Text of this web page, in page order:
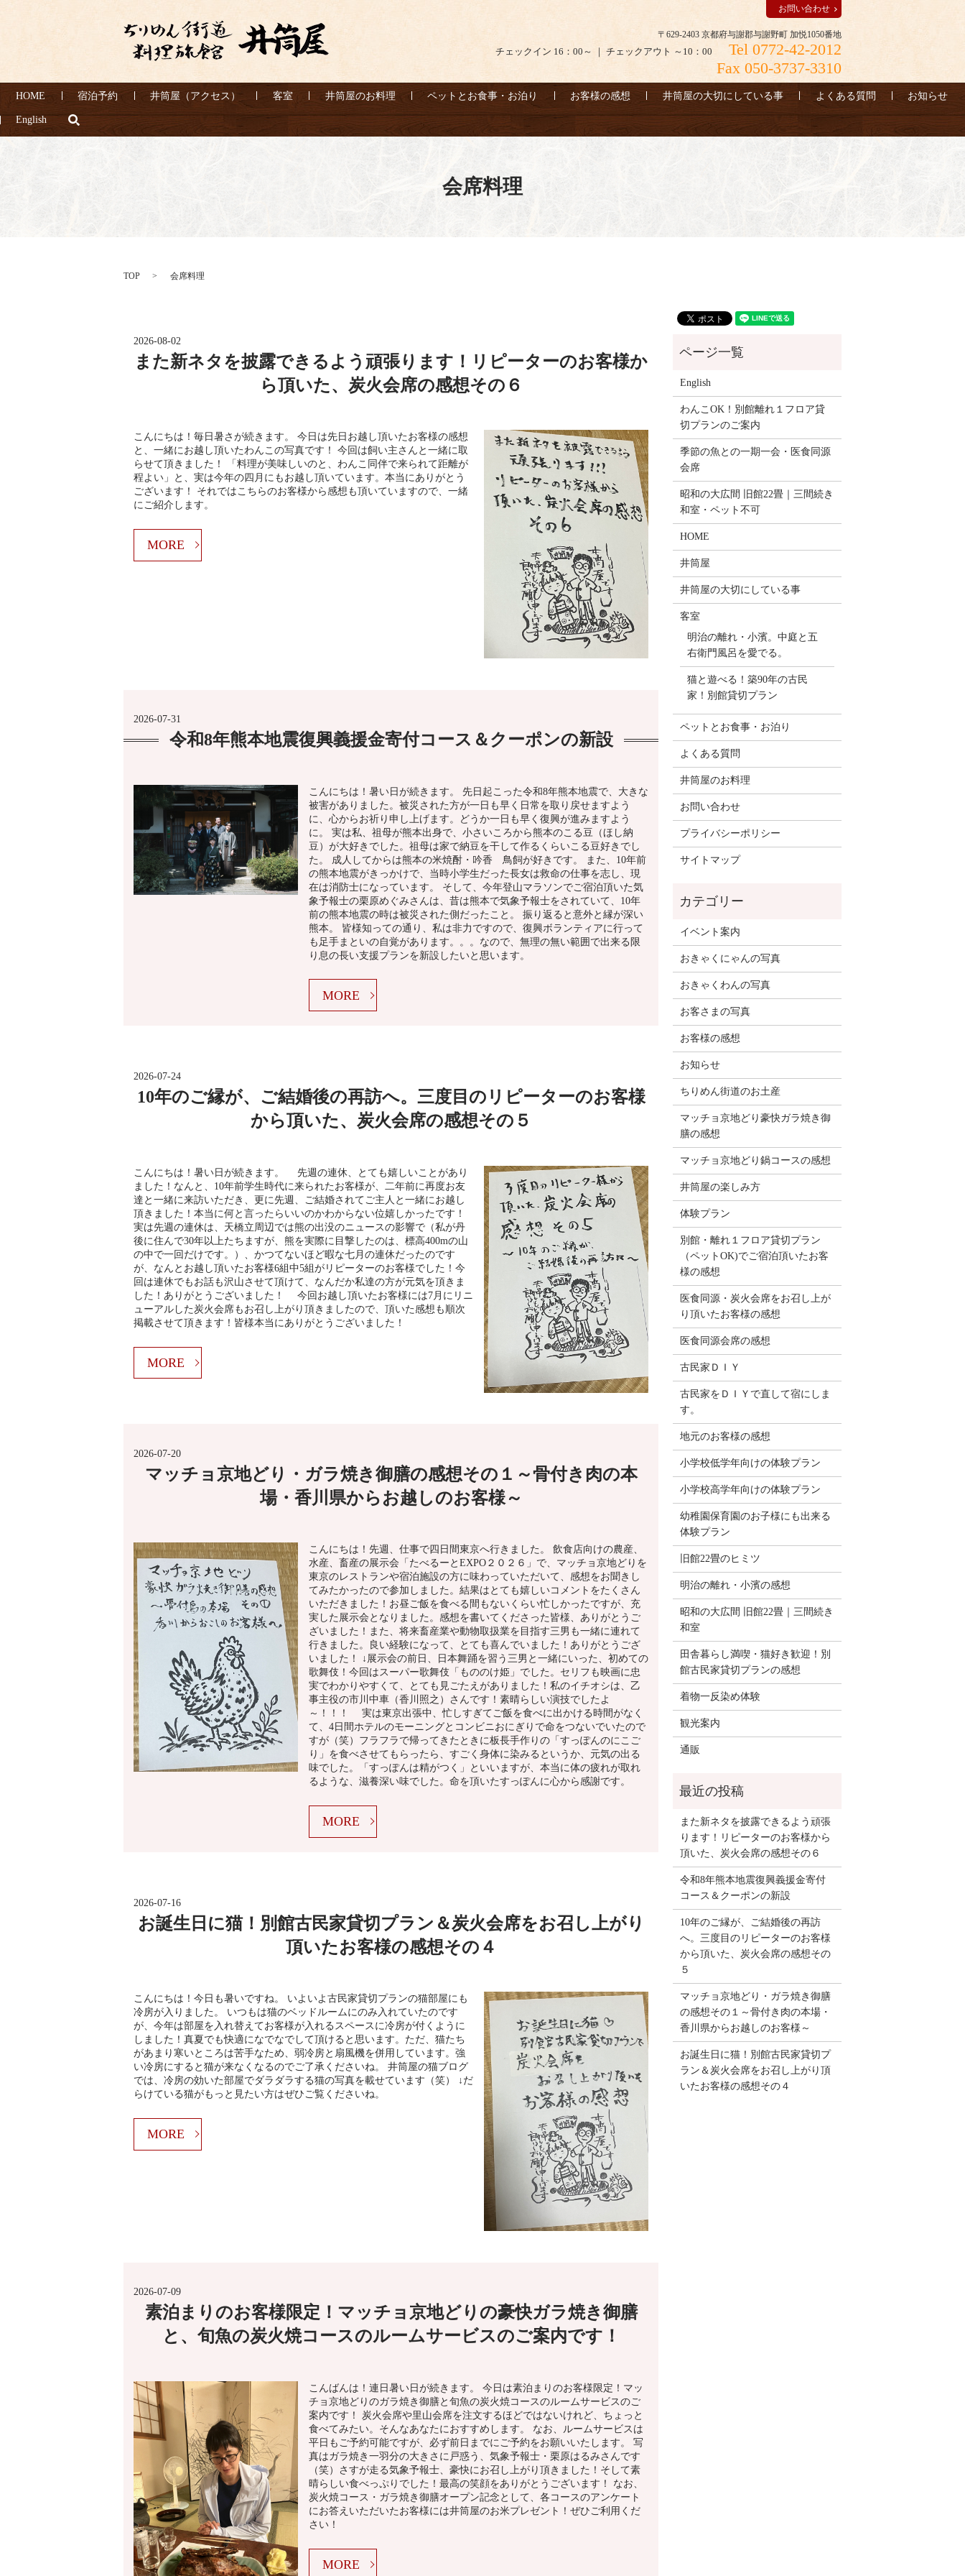
〒629-2403 京都府与謝郡与謝野町 加悦1050番地
チェックイン 16：00～ ｜ チェックアウト ～10：00
Tel 0772-42-2012
Fax 050-3737-3310
お問い合わせ
HOME 宿泊予約 井筒屋（アクセス） 客室 井筒屋のお料理 ペットとお食事・お泊り お客様の感想 井筒屋の大切にしている事 よくある質問 お知らせ
English
会席料理
TOP 会席料理
2026-08-02
また新ネタを披露できるよう頑張ります！リピーターのお客様か
ら頂いた、炭火会席の感想その６
こんにちは！毎日暑さが続きます。 今日は先日お越し頂いたお客様の感想
と、一緒にお越し頂いたわんこの写真です！ 今回は飼い主さんと一緒に取
らせて頂きました！ 「料理が美味しいのと、わんこ同伴で来られて距離が
程よい」と、実は今年の四月にもお越し頂いています。本当にありがとう
ございます！ それではこちらのお客様から感想も頂いていますので、一緒
にご紹介します。
MORE
2026-07-31
令和8年熊本地震復興義援金寄付コース＆クーポンの新設
こんにちは！暑い日が続きます。 先日起こった令和8年熊本地震で、大きな
被害がありました。被災された方が一日も早く日常を取り戻せますよう
に、心からお祈り申し上げます。どうか一日も早く復興が進みますよう
に。 実は私、祖母が熊本出身で、小さいころから熊本のこる豆（ほし納
豆）が大好きでした。祖母は家で納豆を干して作るくらいこる豆好きでし
た。 成人してからは熊本の米焼酎・吟香 鳥飼が好きです。 また、10年前
の熊本地震がきっかけで、当時小学生だった長女は救命の仕事を志し、現
在は消防士になっています。 そして、今年登山マラソンでご宿泊頂いた気
象予報士の栗原めぐみさんは、昔は熊本で気象予報士をされていて、10年
前の熊本地震の時は被災された側だったこと。 振り返ると意外と縁が深い
熊本。 皆様知っての通り、私は非力ですので、復興ボランティアに行って
も足手まといの自覚があります。。。なので、無理の無い範囲で出来る限
り息の長い支援プランを新設したいと思います。
MORE
2026-07-24
10年のご縁が、ご結婚後の再訪へ。三度目のリピーターのお客様
から頂いた、炭火会席の感想その５
こんにちは！暑い日が続きます。 先週の連休、とても嬉しいことがあり
ました！なんと、10年前学生時代に来られたお客様が、二年前に再度お友
達と一緒に来訪いただき、更に先週、ご結婚されてご主人と一緒にお越し
頂きました！本当に何と言ったらいいのかわからない位嬉しかったです！
実は先週の連休は、天橋立周辺では熊の出没のニュースの影響で（私が丹
後に住んで30年以上たちますが、熊を実際に目撃したのは、標高400mの山
の中で一回だけです。）、かつてないほど暇な七月の連休だったのです
が、なんとお越し頂いたお客様6組中5組がリピーターのお客様でした！今
回は連休でもお話も沢山させて頂けて、なんだか私達の方が元気を頂きま
した！ありがとうございました！ 今回お越し頂いたお客様には7月にリニ
ューアルした炭火会席もお召し上がり頂きましたので、頂いた感想も順次
掲載させて頂きます！皆様本当にありがとうございました！
MORE
2026-07-20
マッチョ京地どり・ガラ焼き御膳の感想その１～骨付き肉の本
場・香川県からお越しのお客様～
こんにちは！先週、仕事で四日間東京へ行きました。 飲食店向けの農産、
水産、畜産の展示会「たべるーとEXPO２０２６」で、マッチョ京地どりを
東京のレストランや宿泊施設の方に味わっていただいて、感想をお聞きし
てみたかったので参加しました。結果はとても嬉しいコメントをたくさん
いただきました！お昼ご飯を食べる間もないくらい忙しかったですが、充
実した展示会となりました。感想を書いてくださった皆様、ありがとうご
ざいました！また、将来畜産業や動物取扱業を目指す三男も一緒に連れて
行きました。良い経験になって、とても喜んでいました！ありがとうござ
いました！ ↓展示会の前日、日本舞踊を習う三男と一緒にいった、初めての
歌舞伎！今回はスーパー歌舞伎「もののけ姫」でした。セリフも映画に忠
実でわかりやすくて、とても見ごたえがありました！私のイチオシは、乙
事主役の市川中車（香川照之）さんです！素晴らしい演技でしたよ
～！！！ 実は東京出張中、忙しすぎてご飯を食べに出かける時間がなく
て、4日間ホテルのモーニングとコンビニおにぎりで命をつないでいたので
すが（笑）フラフラで帰ってきたときに板長手作りの「すっぽんのにこご
り」を食べさせてもらったら、すごく身体に染みるというか、元気の出る
味でした。「すっぽんは精がつく」といいますが、本当に体の疲れが取れ
るような、滋養深い味でした。命を頂いたすっぽんに心から感謝です。
MORE
2026-07-16
お誕生日に猫！別館古民家貸切プラン＆炭火会席をお召し上がり
頂いたお客様の感想その４
こんにちは！今日も暑いですね。 いよいよ古民家貸切プランの猫部屋にも
冷房が入りました。 いつもは猫のベッドルームにのみ入れていたのです
が、今年は部屋を入れ替えてお客様が入れるスペースに冷房が付くように
しました！真夏でも快適になでなでして頂けると思います。ただ、猫たち
があまり寒いところは苦手なため、弱冷房と扇風機を併用しています。強
い冷房にすると猫が来なくなるのでご了承くださいね。 井筒屋の猫ブログ
では、冷房の効いた部屋でダラダラする猫の写真を載せています（笑） ↓だ
らけている猫がもっと見たい方はぜひご覧くださいね。
MORE
2026-07-09
素泊まりのお客様限定！マッチョ京地どりの豪快ガラ焼き御膳
と、旬魚の炭火焼コースのルームサービスのご案内です！
こんばんは！連日暑い日が続きます。 今日は素泊まりのお客様限定！マッ
チョ京地どりのガラ焼き御膳と旬魚の炭火焼コースのルームサービスのご
案内です！ 炭火会席や里山会席を注文するほどではないけれど、ちょっと
食べてみたい。そんなあなたにおすすめします。 なお、ルームサービスは
平日もご予約可能ですが、必ず前日までにご予約をお願いいたします。 写
真はガラ焼き一羽分の大きさに戸惑う、気象予報士・栗原はるみさんです
（笑）さすが走る気象予報士、豪快にお召し上がり頂きました！そして素
晴らしい食べっぷりでした！最高の笑顔をありがとうございます！ なお、
炭火焼コース・ガラ焼き御膳オープン記念として、各コースのアンケート
にお答えいただいたお客様には井筒屋のお米プレゼント！ぜひご利用くだ
さい！
MORE
English
わんこOK！別館離れ１フロア貸
切プランのご案内
季節の魚との一期一会・医食同源
会席
昭和の大広間 旧館22畳｜三間続き
和室・ペット不可
HOME
井筒屋
井筒屋の大切にしている事
客室
明治の離れ・小濱。中庭と五
右衛門風呂を愛でる。
猫と遊べる！築90年の古民
家！別館貸切プラン
ペットとお食事・お泊り
よくある質問
井筒屋のお料理
お問い合わせ
プライバシーポリシー
サイトマップ
イベント案内
おきゃくにゃんの写真
おきゃくわんの写真
お客さまの写真
お客様の感想
お知らせ
ちりめん街道のお土産
マッチョ京地どり豪快ガラ焼き御
膳の感想
マッチョ京地どり鍋コースの感想
井筒屋の楽しみ方
体験プラン
別館・離れ１フロア貸切プラン
（ペットOK)でご宿泊頂いたお客
様の感想
医食同源・炭火会席をお召し上が
り頂いたお客様の感想
医食同源会席の感想
古民家ＤＩＹ
古民家をＤＩＹで直して宿にしま
す。
地元のお客様の感想
小学校低学年向けの体験プラン
小学校高学年向けの体験プラン
幼稚園保育園のお子様にも出来る
体験プラン
旧館22畳のヒミツ
明治の離れ・小濱の感想
昭和の大広間 旧館22畳｜三間続き
和室
田舎暮らし満喫・猫好き歓迎！別
館古民家貸切プランの感想
着物一反染め体験
観光案内
通販
また新ネタを披露できるよう頑張
ります！リピーターのお客様から
頂いた、炭火会席の感想その６
令和8年熊本地震復興義援金寄付
コース＆クーポンの新設
10年のご縁が、ご結婚後の再訪
へ。三度目のリピーターのお客様
から頂いた、炭火会席の感想その
５
マッチョ京地どり・ガラ焼き御膳
の感想その１～骨付き肉の本場・
香川県からお越しのお客様～
お誕生日に猫！別館古民家貸切プ
ラン＆炭火会席をお召し上がり頂
いたお客様の感想その４